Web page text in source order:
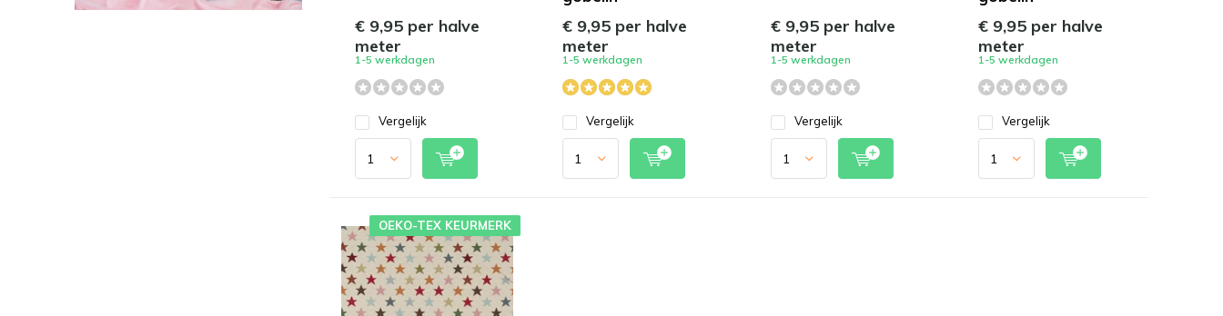
€ 9,95 per halve
meter
1-5 werkdagen
Vergelijk
€ 9,95 per halve
meter
1-5 werkdagen
Vergelijk
€ 9,95 per halve
meter
1-5 werkdagen
Vergelijk
€ 9,95 per halve
meter
1-5 werkdagen
Vergelijk
OEKO-TEX KEURMERK